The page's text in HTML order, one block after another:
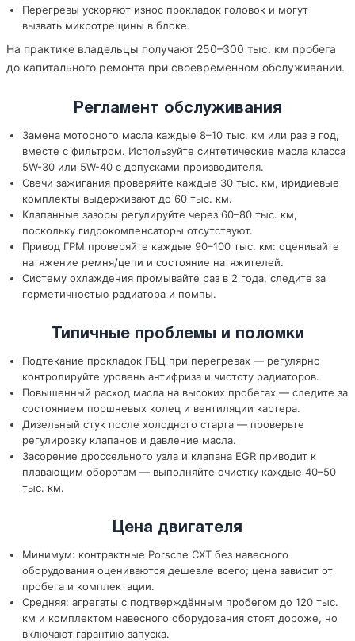
Перегревы ускоряют износ прокладок головок и могут
вызвать микротрещины в блоке.
На практике владельцы получают 250–300 тыс. км пробега
до капитального ремонта при своевременном обслуживании.
Регламент обслуживания
Замена моторного масла каждые 8–10 тыс. км или раз в год,
вместе с фильтром. Используйте синтетические масла класса
5W-30 или 5W-40 с допусками производителя.
Свечи зажигания проверяйте каждые 30 тыс. км, иридиевые
комплекты выдерживают до 60 тыс. км.
Клапанные зазоры регулируйте через 60–80 тыс. км,
поскольку гидрокомпенсаторы отсутствуют.
Привод ГРМ проверяйте каждые 90–100 тыс. км: оценивайте
натяжение ремня/цепи и состояние натяжителей.
Систему охлаждения промывайте раз в 2 года, следите за
герметичностью радиатора и помпы.
Типичные проблемы и поломки
Подтекание прокладок ГБЦ при перегревах — регулярно
контролируйте уровень антифриза и чистоту радиаторов.
Повышенный расход масла на высоких пробегах — следите за
состоянием поршневых колец и вентиляции картера.
Дизельный стук после холодного старта — проверьте
регулировку клапанов и давление масла.
Засорение дроссельного узла и клапана EGR приводит к
плавающим оборотам — выполняйте очистку каждые 40–50
тыс. км.
Цена двигателя
Минимум: контрактные Porsche CXT без навесного
оборудования оцениваются дешевле всего; цена зависит от
пробега и комплектации.
Средняя: агрегаты с подтверждённым пробегом до 120 тыс.
км и комплектом навесного оборудования стоят дороже, но
включают гарантию запуска.